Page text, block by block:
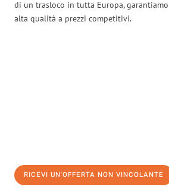
di un trasloco in tutta Europa,
alta qualità a prezzi competitivi.
RICEVI UN'OFFERTA NON VINCOLANTE